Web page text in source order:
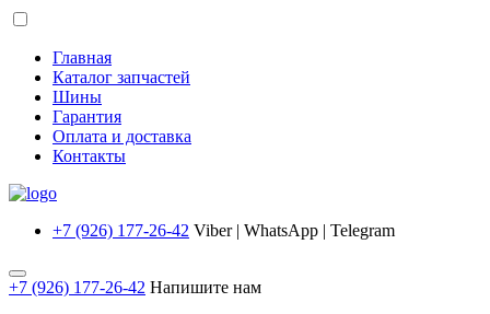
Главная
Каталог запчастей
Шины
Гарантия
Оплата и доставка
Контакты
+7 (926) 177-26-42 Viber | WhatsApp | Telegram
+7 (926) 177-26-42 Напишите нам